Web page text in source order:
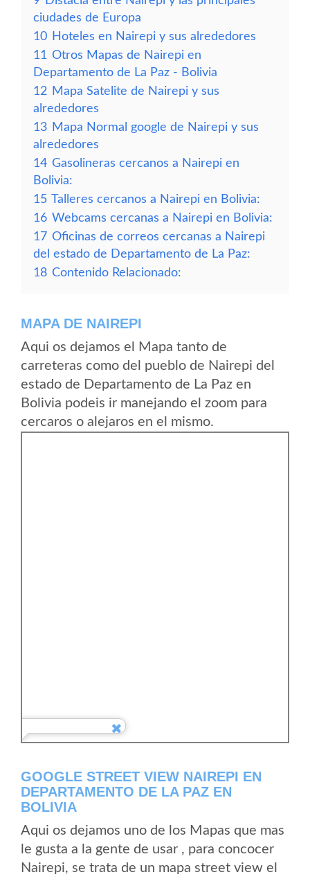
ciudades de Europa
10 Hoteles en Nairepi y sus alrededores
11 Otros Mapas de Nairepi en
Departamento de La Paz - Bolivia
12 Mapa Satelite de Nairepi y sus
alrededores
13 Mapa Normal google de Nairepi y sus
alrededores
14 Gasolineras cercanos a Nairepi en
Bolivia:
15 Talleres cercanos a Nairepi en Bolivia:
16 Webcams cercanas a Nairepi en Bolivia:
17 Oficinas de correos cercanas a Nairepi
del estado de Departamento de La Paz:
18 Contenido Relacionado:
MAPA DE NAIREPI
Aqui os dejamos el Mapa tanto de
carreteras como del pueblo de Nairepi del
estado de Departamento de La Paz en
Bolivia podeis ir manejando el zoom para
cercaros o alejaros en el mismo.
GOOGLE STREET VIEW NAIREPI EN
DEPARTAMENTO DE LA PAZ EN
BOLIVIA
Aqui os dejamos uno de los Mapas que mas
le gusta a la gente de usar , para concocer
Nairepi, se trata de un mapa street view el